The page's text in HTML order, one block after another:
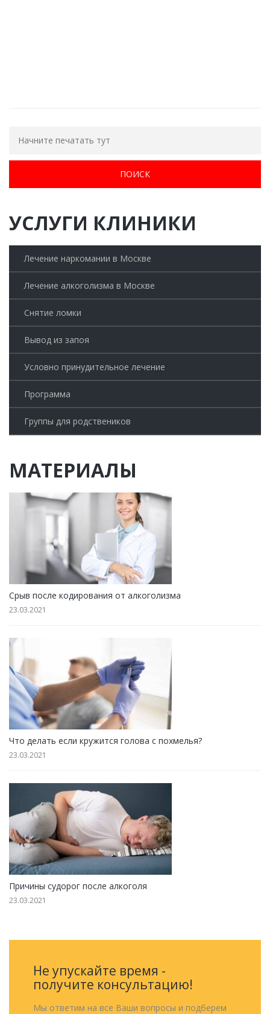
УСЛУГИ КЛИНИКИ
Лечение наркомании в Москве
Лечение алкоголизма в Москве
Снятие ломки
Вывод из запоя
Условно принудительное лечение
Программа
Группы для родствеников
МАТЕРИАЛЫ
Срыв после кодирования от алкоголизма
23.03.2021
Что делать если кружится голова с похмелья?
23.03.2021
Причины судорог после алкоголя
23.03.2021
Не упускайте время -
получите консультацию!
Мы ответим на все Ваши вопросы и подберем